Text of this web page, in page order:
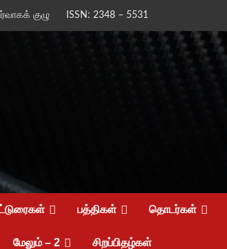
குழு ISSN: 2348 – 5531
பத்திகள் தொடர்கள்
மேலும் – 2 சிறப்பிதழ்கள்